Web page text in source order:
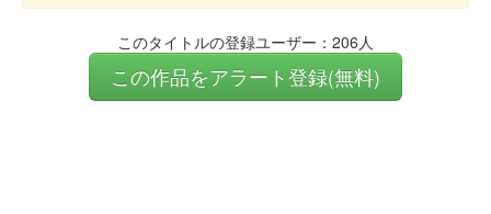
このタイトルの登録ユーザー：206人
この作品をアラート登録(無料)